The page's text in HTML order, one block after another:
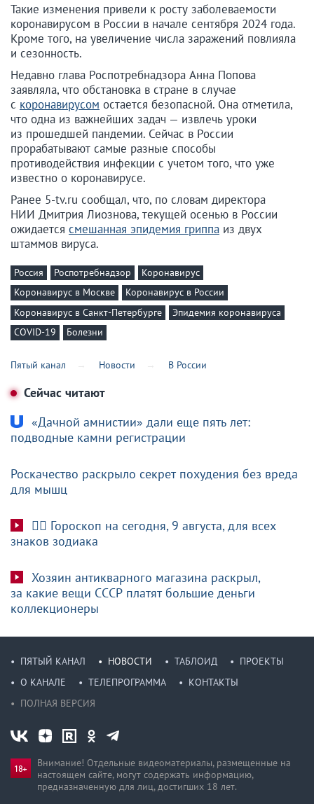
Такие изменения привели к росту заболеваемости
коронавирусом в России в начале сентября 2024 года.
Кроме того, на увеличение числа заражений повлияла
и сезонность.
Недавно глава Роспотребнадзора Анна Попова
заявляла, что обстановка в стране в случае
с коронавирусом остается безопасной. Она отметила,
что одна из важнейших задач — извлечь уроки
из прошедшей пандемии. Сейчас в России
прорабатывают самые разные способы
противодействия инфекции с учетом того, что уже
известно о коронавирусе.
Ранее 5-tv.ru сообщал, что, по словам директора
НИИ Дмитрия Лиознова, текущей осенью в России
ожидается смешанная эпидемия гриппа из двух
штаммов вируса.
Россия Роспотребнадзор
Коронавирус
Коронавирус в Москве
Коронавирус в России
Коронавирус в Санкт-Петербурге
Эпидемия коронавируса
COVID-19
Болезни
Пятый канал Новости В России
Сейчас читают
«Дачной амнистии» дали еще пять лет:
подводные камни регистрации
Роскачество раскрыло секрет похудения без вреда
для мышц
🧙‍♀ Гороскоп на сегодня, 9 августа, для всех
знаков зодиака
Хозяин антикварного магазина раскрыл,
за какие вещи СССР платят большие деньги
коллекционеры
ПЯТЫЙ КАНАЛ НОВОСТИ ТАБЛОИД
ПРОЕКТЫ
О КАНАЛЕ
ТЕЛЕПРОГРАММА
КОНТАКТЫ
ПОЛНАЯ ВЕРСИЯ
Внимание! Отдельные видеоматериалы, размещенные на
настоящем сайте, могут содержать информацию,
предназначен­ную для лиц, достигших 18 лет.